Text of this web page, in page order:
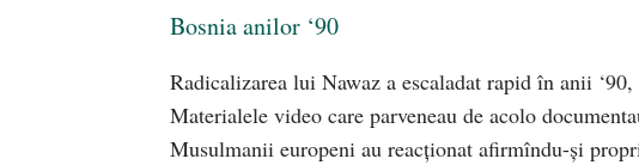
Bosnia anilor ‘90
Radicalizarea lui Nawaz a escaladat rapid în anii
Materialele video care parveneau de acolo
Musulmanii europeni au reacţionat afirmîndu-şi